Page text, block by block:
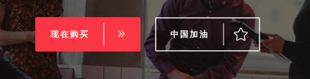
现在购买 中国加油